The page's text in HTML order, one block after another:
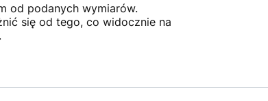
od podanych wymiarów.
się od tego, co widocznie na